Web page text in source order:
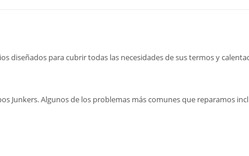
diseñados para cubrir todas las necesidades de sus termos y
Junkers. Algunos de los problemas más comunes que reparamos